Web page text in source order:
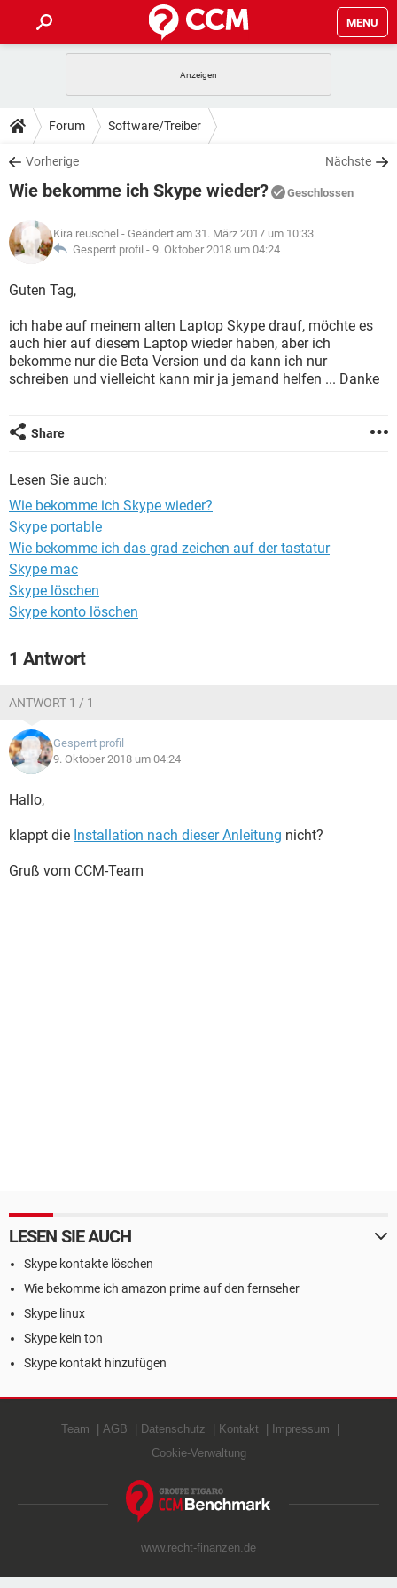
MENU
ANDROID IOS
WINDOWS 10
WHATSAPP TIKTOK
FACEBOOK
TIPPS & TRICKS
SPIELE
WHATSAPP TIKTOK
DOWNLOADS
SPIELE STREAMING
ANDROID
WINDOWS 10 INSTAGRAM
WHATSAPP
SPIELE STREAMING
WINDOWS 10
WHATSAPP TIKTOK
FACEBOOK HARDWARE
LEXIKON
SPIELE
WINDOWS 10 INSTAGRAM
WHATSAPP TIKTOK
Forum Software/Treiber
Vorherige Nächste
Wie bekomme ich Skype wieder? Geschlossen
Kira.reuschel - Geändert am 31. März 2017 um 10:33
Gesperrt profil - 9. Oktober 2018 um 04:24
Guten Tag,
ich habe auf meinem alten Laptop Skype drauf, möchte es
auch hier auf diesem Laptop wieder haben, aber ich
bekomme nur die Beta Version und da kann ich nur
schreiben und vielleicht kann mir ja jemand helfen ... Danke
Share
Lesen Sie auch:
Wie bekomme ich Skype wieder?
Skype portable
Wie bekomme ich das grad zeichen auf der tastatur
Skype mac
Skype löschen
Skype konto löschen
1 Antwort
ANTWORT 1 / 1
Gesperrt profil
9. Oktober 2018 um 04:24
Hallo,
klappt die Installation nach dieser Anleitung nicht?
Gruß vom CCM-Team
LESEN SIE AUCH
Skype kontakte löschen
Wie bekomme ich amazon prime auf den fernseher
Skype linux
Skype kein ton
Skype kontakt hinzufügen
Team AGB Datenschutz Kontakt
Impressum
Cookie-Verwaltung
www.recht-finanzen.de